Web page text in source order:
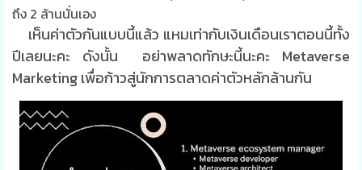
ถึง 2 ล้านนั่นเอง
เห็นค่าตัวกันแบบนี้แล้ว แหมเท่ากับเงินเดือนเราตอนนี้ทั้ง
ปีเลยนะคะ ดังนั้น อย่าพลาดทักษะนี้นะคะ Metaverse
Marketing เพื่อก้าวสู่นักการตลาดค่าตัวหลักล้านกัน